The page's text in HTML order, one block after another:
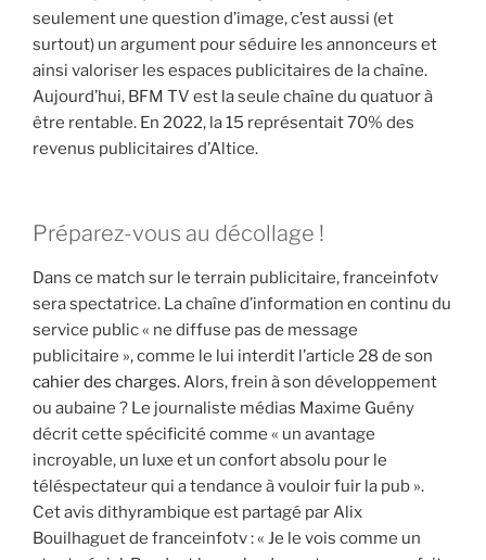
seulement une question d’image, c’est aussi (et
surtout) un argument pour séduire les annonceurs et
ainsi valoriser les espaces publicitaires de la chaîne.
Aujourd’hui, BFM TV est la seule chaîne du quatuor à
être rentable. En 2022, la 15 représentait 70% des
revenus publicitaires d’Altice.
Préparez-vous au décollage !
Dans ce match sur le terrain publicitaire, franceinfotv
sera spectatrice. La chaîne d’information en continu du
service public « ne diffuse pas de message
publicitaire », comme le lui interdit l’article 28 de son
cahier des charges. Alors, frein à son développement
ou aubaine ? Le journaliste médias Maxime Guény
décrit cette spécificité comme « un avantage
incroyable, un luxe et un confort absolu pour le
téléspectateur qui a tendance à vouloir fuir la pub ».
Cet avis dithyrambique est partagé par Alix
Bouilhaguet de franceinfotv : « Je le vois comme un